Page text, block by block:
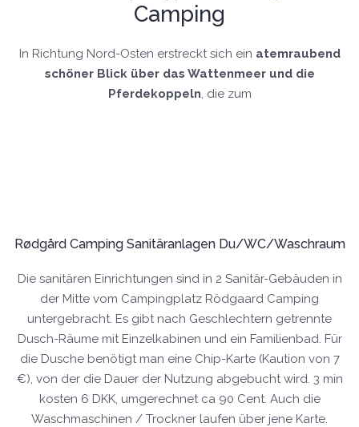
Camping
In Richtung Nord-Osten erstreckt sich ein atemraubend
schöner Blick über das Wattenmeer und die
Pferdekoppeln, die zum
Rødgård Camping Sanitäranlagen Du/WC/Waschraum
Die sanitären Einrichtungen sind in 2 Sanitär-Gebäuden in
der Mitte vom Campingplatz Rödgaard Camping
untergebracht. Es gibt nach Geschlechtern getrennte
Dusch-Räume mit Einzelkabinen und ein Familienbad. Für
die Dusche benötigt man eine Chip-Karte (Kaution von 7
€), von der die Dauer der Nutzung abgebucht wird. 3 min
kosten 6 DKK, umgerechnet ca 90 Cent. Auch die
Waschmaschinen / Trockner laufen über jene Karte.